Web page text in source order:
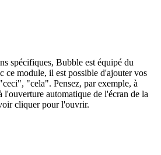
spécifiques, Bubble est équipé du
ce module, il est possible d'ajouter vos
"cela". Pensez, par exemple, à
automatique de l'écran de la
cliquer pour l'ouvrir.